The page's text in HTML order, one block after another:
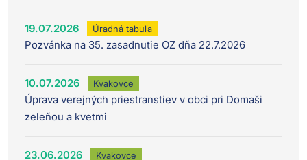
19.07.2026 Úradná tabuľa
Pozvánka na 35. zasadnutie OZ dňa 22.7.2026
10.07.2026 Kvakovce
Úprava verejných priestranstiev v obci pri Domaši
zeleňou a kvetmi
23.06.2026 Kvakovce